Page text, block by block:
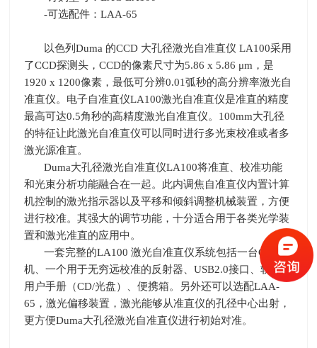
-可选配件：LAA-65
以色列Duma 的CCD 大孔径激光自准直仪LA100采用
了CCD探测头，CCD的像素尺寸为5.86 x 5.86 μm ，是
1920 x 1200像素，最低可分辨0.01弧秒的高分辨率激光自
准直仪。电子自准直仪LA100激光自准直仪是准直的精度
最高可达0.5角秒的高精度激光自准直仪。 100mm大孔径
的特征让此激光自准直仪可以同时进行多光束校准或者多
激光源准直。
Duma大孔径激光自准直仪LA100将准直、校准功能
和光束分析功能融合在一起。此内调焦自准直仪内置计算
机控制的激光指示器以及平移和倾斜调整机械装置，方便
进行校准。其强大的调节功能，十分适合用于各类光学装
置和激光准直的应用中。
一套完整的LA100激光自准直仪系统包括一台CCD 相
机、一个用于无穷远校准的反射器、USB2.0接口、软件和
用户手册（CD/光盘）、便携箱。另外还可以选配LAA-
65 ，激光偏移装置，激光能够从准直仪的孔径中心出射，
更方便Duma大孔径激光自准直仪进行初始对准。